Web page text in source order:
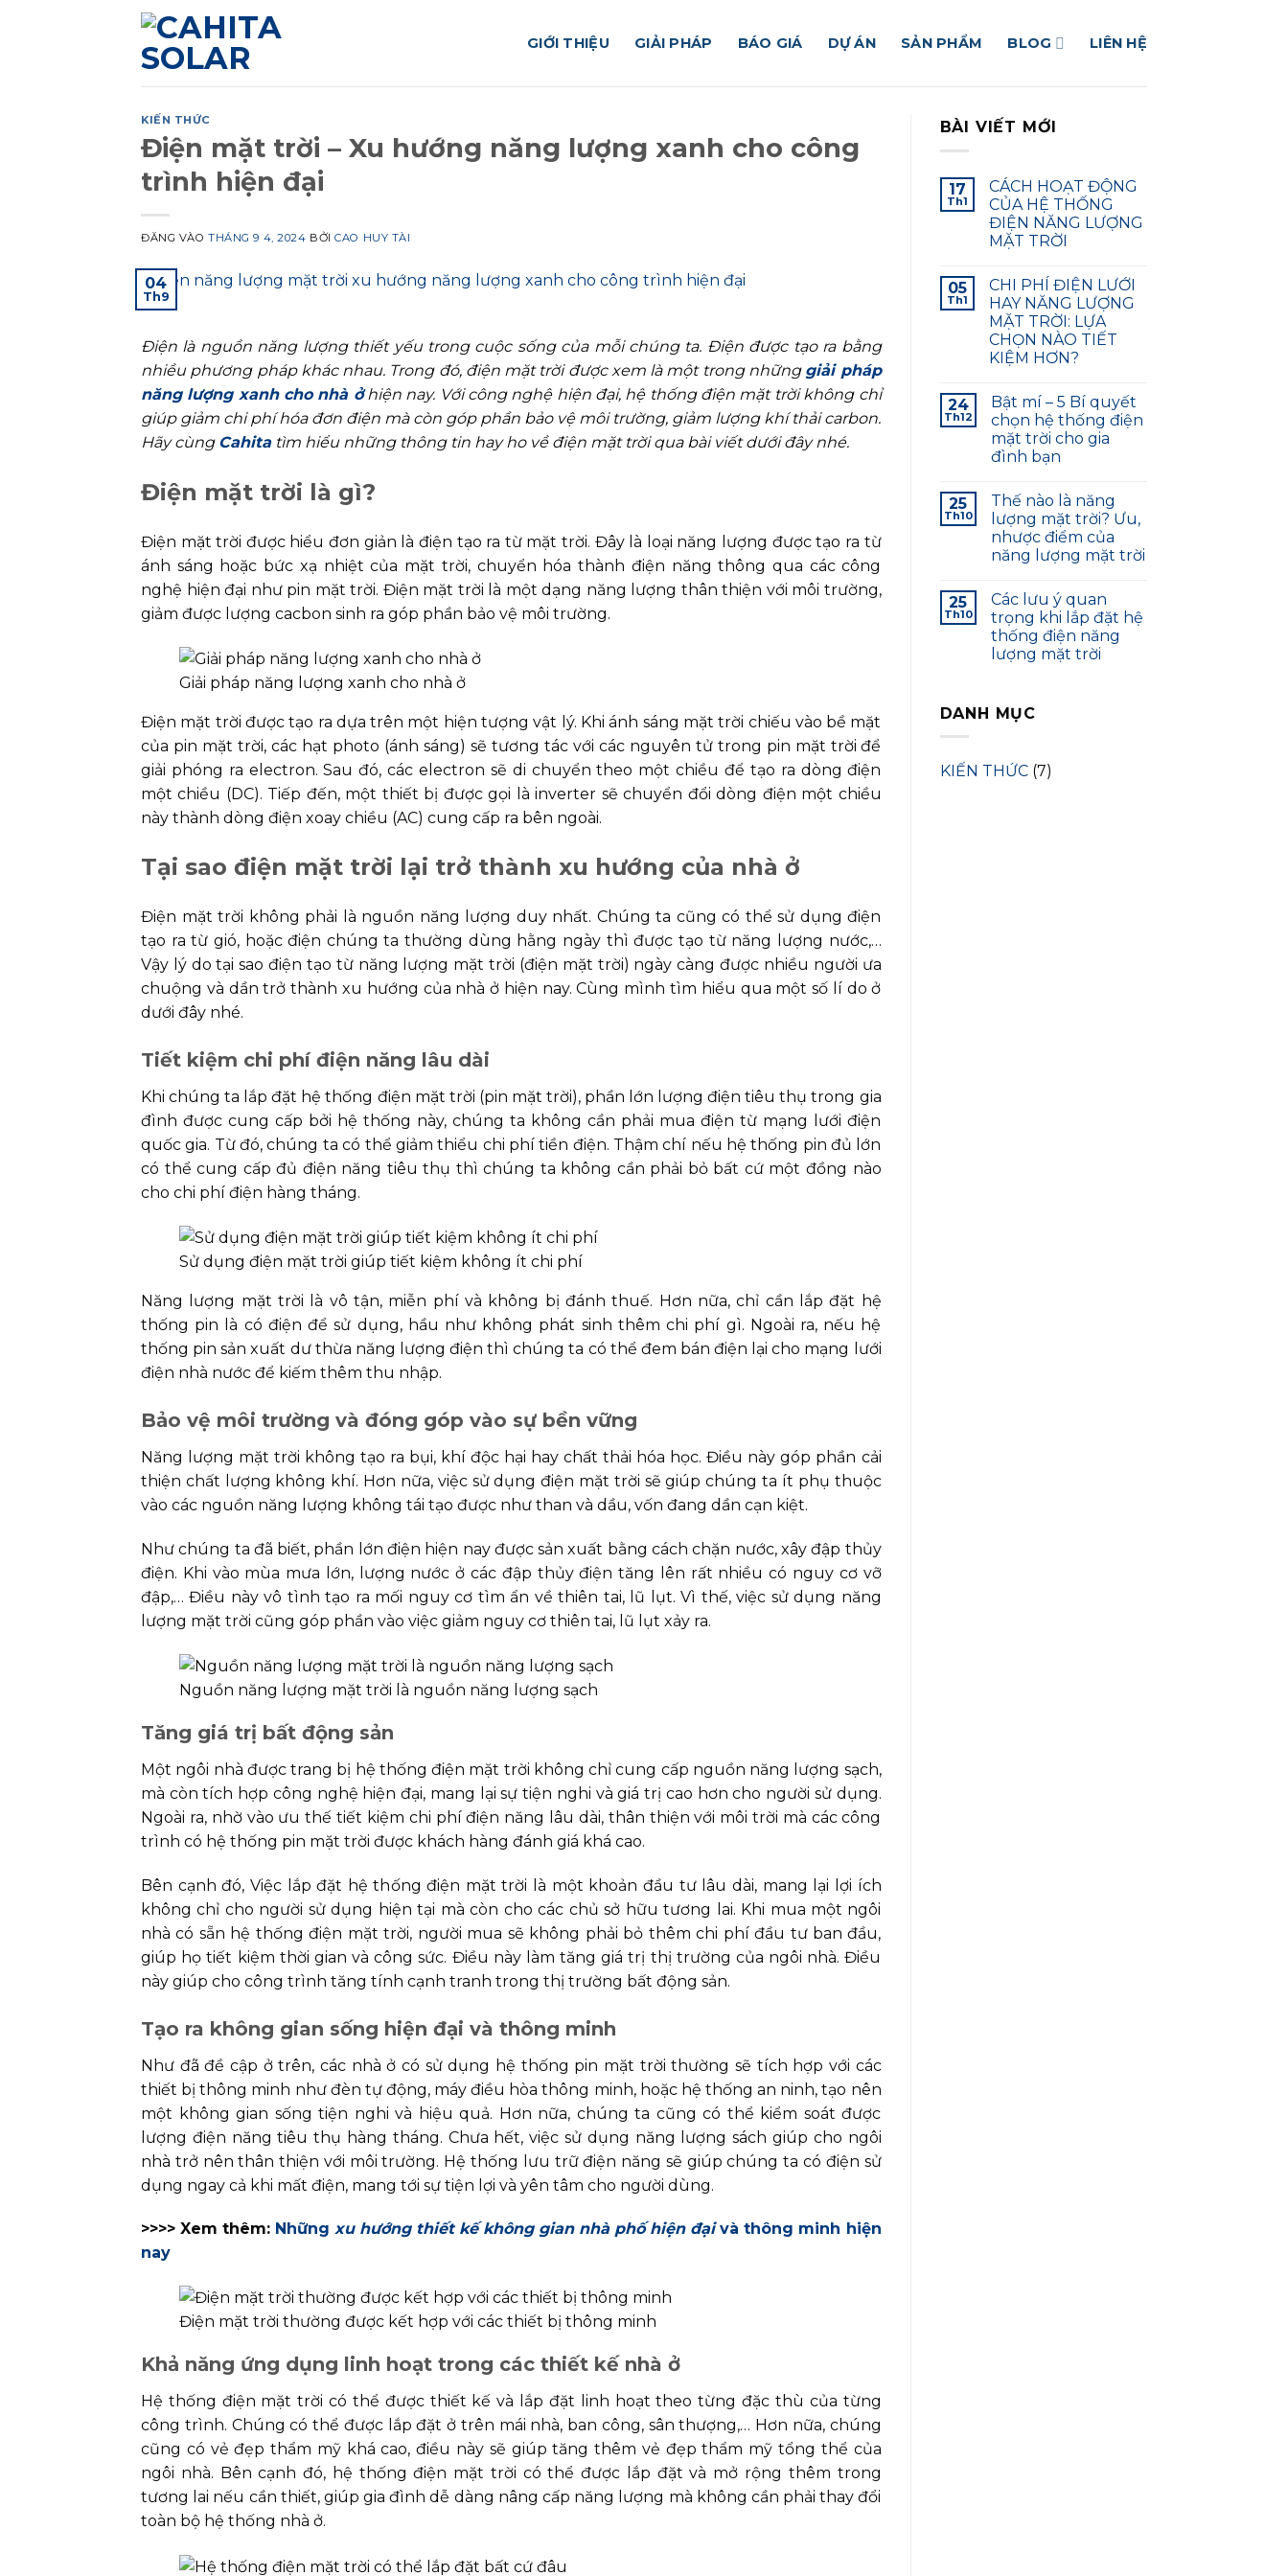
GIỚI THIỆU GIẢI PHÁP BÁO GIÁ DỰ ÁN SẢN PHẨM BLOG LIÊN HỆ
KIẾN THỨC
Điện mặt trời – Xu hướng năng lượng xanh cho công
trình hiện đại
ĐĂNG VÀOTHÁNG 9 4, 2024 BỞICAO HUY TÀI
04
Th9
Điện là nguồn năng lượng thiết yếu trong cuộc sống của mỗi chúng ta. Điện được tạo ra bằng
nhiều phương pháp khác nhau. Trong đó, điện mặt trời được xem là một trong những giải pháp
năng lượng xanh cho nhà ởhiện nay. Với công nghệ hiện đại, hệ thống điện mặt trời không chỉ
giúp giảm chi phí hóa đơn điện mà còn góp phần bảo vệ môi trường, giảm lượng khí thải carbon.
Hãy cùng Cahitatìm hiểu những thông tin hay ho về điện mặt trời qua bài viết dưới đây nhé.
Điện mặt trời là gì?
Điện mặt trời được hiểu đơn giản là điện tạo ra từ mặt trời. Đây là loại năng lượng được tạo ra từ
ánh sáng hoặc bức xạ nhiệt của mặt trời, chuyển hóa thành điện năng thông qua các công
nghệ hiện đại như pin mặt trời. Điện mặt trời là một dạng năng lượng thân thiện với môi trường,
giảm được lượng cacbon sinh ra góp phần bảo vệ môi trường.
Giải pháp năng lượng xanh cho nhà ở
Điện mặt trời được tạo ra dựa trên một hiện tượng vật lý. Khi ánh sáng mặt trời chiếu vào bề mặt
của pin mặt trời, các hạt photo (ánh sáng) sẽ tương tác với các nguyên tử trong pin mặt trời để
giải phóng ra electron. Sau đó, các electron sẽ di chuyển theo một chiều để tạo ra dòng điện
một chiều (DC). Tiếp đến, một thiết bị được gọi là inverter sẽ chuyển đổi dòng điện một chiều
này thành dòng điện xoay chiều (AC) cung cấp ra bên ngoài.
Tại sao điện mặt trời lại trở thành xu hướng của nhà ở
Điện mặt trời không phải là nguồn năng lượng duy nhất. Chúng ta cũng có thể sử dụng điện
tạo ra từ gió, hoặc điện chúng ta thường dùng hằng ngày thì được tạo từ năng lượng nước,…
Vậy lý do tại sao điện tạo từ năng lượng mặt trời (điện mặt trời) ngày càng được nhiều người ưa
chuộng và dần trở thành xu hướng của nhà ở hiện nay. Cùng mình tìm hiểu qua một số lí do ở
dưới đây nhé.
Tiết kiệm chi phí điện năng lâu dài
Khi chúng ta lắp đặt hệ thống điện mặt trời (pin mặt trời), phần lớn lượng điện tiêu thụ trong gia
đình được cung cấp bởi hệ thống này, chúng ta không cần phải mua điện từ mạng lưới điện
quốc gia. Từ đó, chúng ta có thể giảm thiểu chi phí tiền điện. Thậm chí nếu hệ thống pin đủ lớn
có thể cung cấp đủ điện năng tiêu thụ thì chúng ta không cần phải bỏ bất cứ một đồng nào
cho chi phí điện hàng tháng.
Sử dụng điện mặt trời giúp tiết kiệm không ít chi phí
Năng lượng mặt trời là vô tận, miễn phí và không bị đánh thuế. Hơn nữa, chỉ cần lắp đặt hệ
thống pin là có điện để sử dụng, hầu như không phát sinh thêm chi phí gì. Ngoài ra, nếu hệ
thống pin sản xuất dư thừa năng lượng điện thì chúng ta có thể đem bán điện lại cho mạng lưới
điện nhà nước để kiếm thêm thu nhập.
Bảo vệ môi trường và đóng góp vào sự bền vững
Năng lượng mặt trời không tạo ra bụi, khí độc hại hay chất thải hóa học. Điều này góp phần cải
thiện chất lượng không khí. Hơn nữa, việc sử dụng điện mặt trời sẽ giúp chúng ta ít phụ thuộc
vào các nguồn năng lượng không tái tạo được như than và dầu, vốn đang dần cạn kiệt.
Như chúng ta đã biết, phần lớn điện hiện nay được sản xuất bằng cách chặn nước, xây đập thủy
điện. Khi vào mùa mưa lớn, lượng nước ở các đập thủy điện tăng lên rất nhiều có nguy cơ vỡ
đập,… Điều này vô tình tạo ra mối nguy cơ tìm ẩn về thiên tai, lũ lụt. Vì thế, việc sử dụng năng
lượng mặt trời cũng góp phần vào việc giảm nguy cơ thiên tai, lũ lụt xảy ra.
Nguồn năng lượng mặt trời là nguồn năng lượng sạch
Tăng giá trị bất động sản
Một ngôi nhà được trang bị hệ thống điện mặt trời không chỉ cung cấp nguồn năng lượng sạch,
mà còn tích hợp công nghệ hiện đại, mang lại sự tiện nghi và giá trị cao hơn cho người sử dụng.
Ngoài ra, nhờ vào ưu thế tiết kiệm chi phí điện năng lâu dài, thân thiện với môi trời mà các công
trình có hệ thống pin mặt trời được khách hàng đánh giá khá cao.
Bên cạnh đó, Việc lắp đặt hệ thống điện mặt trời là một khoản đầu tư lâu dài, mang lại lợi ích
không chỉ cho người sử dụng hiện tại mà còn cho các chủ sở hữu tương lai. Khi mua một ngôi
nhà có sẵn hệ thống điện mặt trời, người mua sẽ không phải bỏ thêm chi phí đầu tư ban đầu,
giúp họ tiết kiệm thời gian và công sức. Điều này làm tăng giá trị thị trường của ngôi nhà. Điều
này giúp cho công trình tăng tính cạnh tranh trong thị trường bất động sản.
Tạo ra không gian sống hiện đại và thông minh
Như đã đề cập ở trên, các nhà ở có sử dụng hệ thống pin mặt trời thường sẽ tích hợp với các
thiết bị thông minh như đèn tự động, máy điều hòa thông minh, hoặc hệ thống an ninh, tạo nên
một không gian sống tiện nghi và hiệu quả. Hơn nữa, chúng ta cũng có thể kiểm soát được
lượng điện năng tiêu thụ hàng tháng. Chưa hết, việc sử dụng năng lượng sách giúp cho ngôi
nhà trở nên thân thiện với môi trường. Hệ thống lưu trữ điện năng sẽ giúp chúng ta có điện sử
dụng ngay cả khi mất điện, mang tới sự tiện lợi và yên tâm cho người dùng.
>>>> Xem thêm: Nhữngxu hướng thiết kế không gian nhà phố hiện đạivà thông minh hiện
nay
Điện mặt trời thường được kết hợp với các thiết bị thông minh
Khả năng ứng dụng linh hoạt trong các thiết kế nhà ở
Hệ thống điện mặt trời có thể được thiết kế và lắp đặt linh hoạt theo từng đặc thù của từng
công trình. Chúng có thể được lắp đặt ở trên mái nhà, ban công, sân thượng,… Hơn nữa, chúng
cũng có vẻ đẹp thẩm mỹ khá cao, điều này sẽ giúp tăng thêm vẻ đẹp thẩm mỹ tổng thể của
ngôi nhà. Bên cạnh đó, hệ thống điện mặt trời có thể được lắp đặt và mở rộng thêm trong
tương lai nếu cần thiết, giúp gia đình dễ dàng nâng cấp năng lượng mà không cần phải thay đổi
toàn bộ hệ thống nhà ở.
BÀI VIẾT MỚI
17
Th1
CÁCH HOẠT ĐỘNG
CỦA HỆ THỐNG
ĐIỆN NĂNG LƯỢNG
MẶT TRỜI
05
Th1
CHI PHÍ ĐIỆN LƯỚI
HAY NĂNG LƯỢNG
MẶT TRỜI: LỰA
CHỌN NÀO TIẾT
KIỆM HƠN?
24
Th12
Bật mí – 5 Bí quyết
chọn hệ thống điện
mặt trời cho gia
đình bạn
25
Th10
Thế nào là năng
lượng mặt trời? Ưu,
nhược điểm của
năng lượng mặt trời
25
Th10
Các lưu ý quan
trọng khi lắp đặt hệ
thống điện năng
lượng mặt trời
DANH MỤC
KIẾN THỨC(7)